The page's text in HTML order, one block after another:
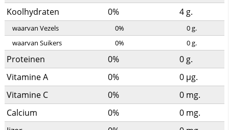
Koolhydraten
0% 4 g.
waarvan Vezels 0% 0g.
waarvan Suikers
0% 0g.
Proteinen 0% 0 g.
Vitamine A
0% 0 µg.
Vitamine C
0% 0 mg.
Calcium
0% 0 mg.